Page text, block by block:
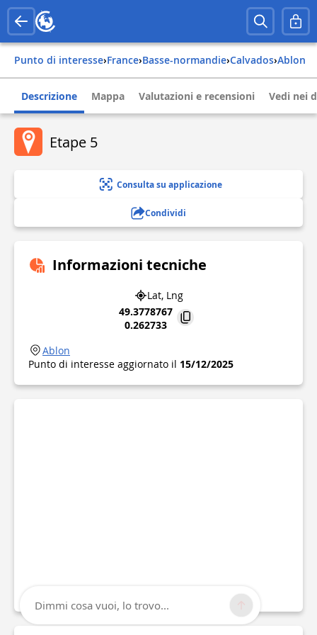
Punto di interesse› france› basse-normandie› calvados› ablon
Descrizione Mappa Valutazioni e recensioni Vedi nei
Etape 5
Consulta su applicazione
Condividi
Informazioni tecniche
Lat, Lng
49.3778767
0.262733
Ablon
Punto di interesse aggiornato il 15/12/2025
Dimmi cosa vuoi, lo trovo...